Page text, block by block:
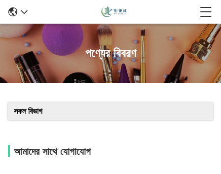
পণ্যের বিবরণ
সকল বিভাগ
আমাদের সাথে যোগাযোগ